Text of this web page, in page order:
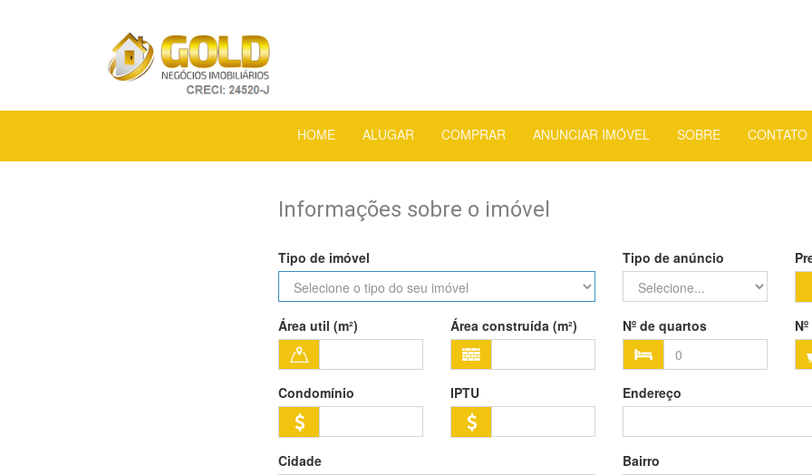
HOME ALUGAR COMPRAR ANUNCIAR IMÓVEL SOBRE CONTATO
Informações sobre o imóvel
Tipo de imóvel Tipo de anúncio
Área util (m²) Área construída (m²) Nº de quartos
Condomínio IPTU Endereço
Cidade Bairro